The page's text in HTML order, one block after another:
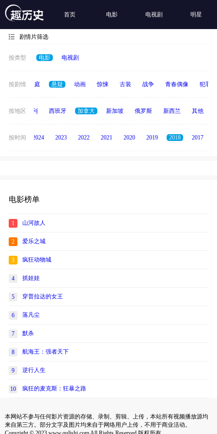
首页 电影 电视剧 明星
剧情片筛选
按类型 电影 电视剧
按剧情
科幻 家庭 悬疑 动画 惊悚 古装 战争 青春偶像 犯罪
按地区
度 意大利 西班牙 加拿大 新加坡 俄罗斯 新西兰 其他
按时间
2025 2024 2023 2022 2021 2020 2019 2018 2017
电影榜单
1 山河故人
2 爱乐之城
3 疯狂动物城
4 抓娃娃
5 穿普拉达的女王
6 落凡尘
7 默杀
8 航海王：强者天下
9 逆行人生
10 疯狂的麦克斯：狂暴之路
本网站不参与任何影片资源的存储、录制、剪辑、上传，本站所有视频播放源均
来自第三方。部分文字及图片均来自于网络用户上传，不用于商业活动。